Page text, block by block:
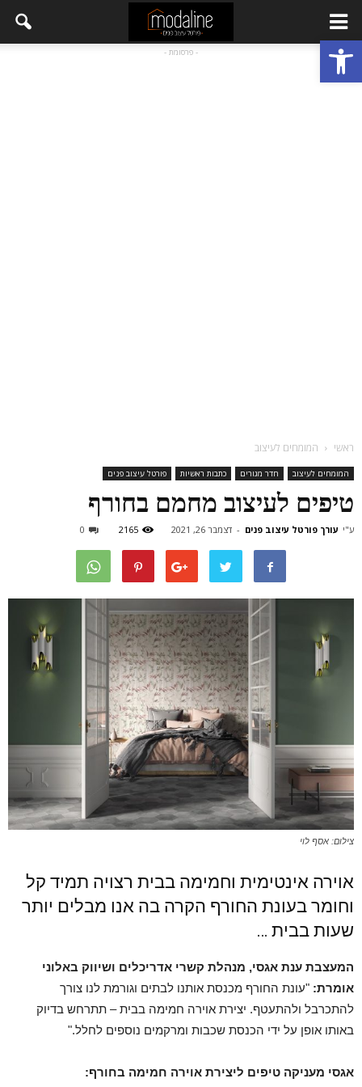
פתח סרגל נגישות - פרסומת -
ראשי המומחים לעיצוב
המומחים לעיצוב חדר מגורים כתבות ראשיות פורטל עיצוב פנים
טיפים לעיצוב מחמם בחורף
ע"י עורך פורטל עיצוב פנים - דצמבר 26, 2021 2165
0
צילום: אסף לוי
אוירה אינטימית וחמימה בבית רצויה תמיד קל
וחומר בעונת החורף הקרה בה אנו מבלים יותר
שעות בבית …
המעצבת ענת אגסי, מנהלת קשרי אדריכלים ושיווק באלוני
אומרת: "עונת החורף מכנסת אותנו לבתים וגורמת לנו צורך
להתכרבל ולהתעטף. יצירת אוירה חמימה בבית – תתרחש בדיוק
באותו אופן על ידי הכנסת שכבות ומרקמים נוספים לחלל."
אגסי מעניקה טיפים ליצירת אוירה חמימה בחורף: